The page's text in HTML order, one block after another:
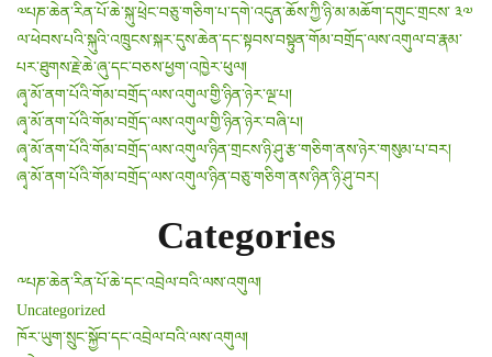
༧པཎ་ཆེན་རིན་པོ་ཆེ་སྐུ་ཕྲེང་བཅུ་གཅིག་པ་དགེ་འདུན་ཆོས་ཀྱི་ཉི་མ་མཆོག་དགུང་གྲངས་ ༣༧
ལ་ཕེབས་པའི་སྐུའི་འཁྲུངས་སྐར་དུས་ཆེན་དང་སྟབས་བསྟུན་གོམ་བགྲོད་ལས་འགུལ་བ་རྣམ་
པར་ཐུགས་རྗེ་ཆེ་ཞུ་དང་བཅས་ཕྱག་འཁྱེར་ཕུལ།
ཞྭ་མོ་ནག་པོའི་གོམ་བགྲོད་ལས་འགུལ་གྱི་ཉིན་ཉེར་ལྔ་པ།
ཞྭ་མོ་ནག་པོའི་གོམ་བགྲོད་ལས་འགུལ་གྱི་ཉིན་ཉེར་བཞི་པ།
ཞྭ་མོ་ནག་པོའི་གོམ་བགྲོད་ལས་འགུལ་ཉིན་གྲངས་ཉི་ཤུ་རྩ་གཅིག་ནས་ཉེར་གསུམ་པ་བར།
ཞྭ་མོ་ནག་པོའི་གོམ་བགྲོད་ལས་འགུལ་ཉིན་བཅུ་གཅིག་ནས་ཉིན་ཉི་ཤུ་བར།
Categories
༸པཎ་ཆེན་རིན་པོ་ཆེ་དང་འབྲེལ་བའི་ལས་འགུལ།
Uncategorized
ཁོར་ཡུག་སྲུང་སྐྱོབ་དང་འབྲེལ་བའི་ལས་འགུལ།